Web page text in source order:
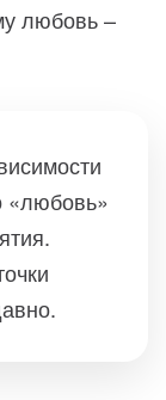
любовь –
«любовь»